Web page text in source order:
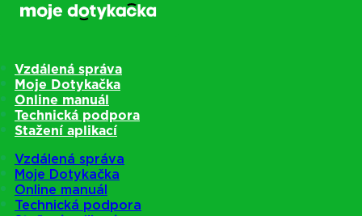
Vzdálená správa
Moje Dotykačka
Online manuál
Technická podpora
Stažení aplikací
Vzdálená správa
Moje Dotykačka
Online manuál
Technická podpora